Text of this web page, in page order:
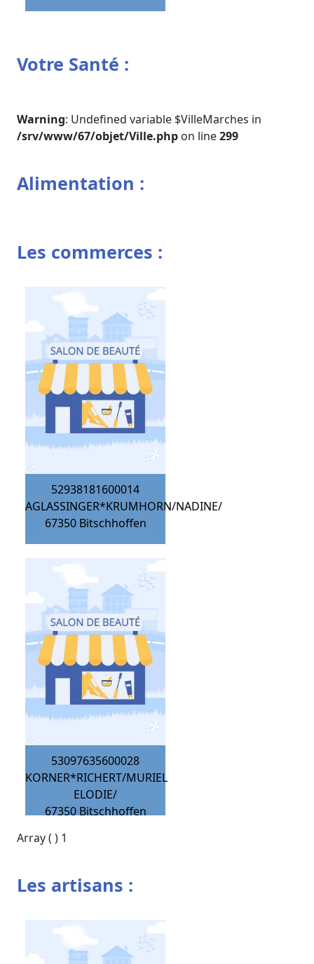
Votre Santé :
Warning: Undefined variable $VilleMarches in
/srv/www/67/objet/Ville.php on line299
Alimentation :
Les commerces :
52938181600014
AGLASSINGER*KRUMHORN/NADINE/
67350 Bitschhoffen
53097635600028
KORNER*RICHERT/MURIEL
ELODIE/
67350 Bitschhoffen
Array ( ) 1
Les artisans :